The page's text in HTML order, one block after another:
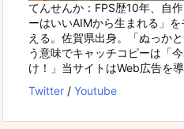
てんせんか：FPS歴10年、自
ーはいいAIMから生まれる」
える。佐賀県出身。「ぬっか
う意味でキャッチコピーは「
け！」当サイトはWeb広告を導
Twitter / Youtube